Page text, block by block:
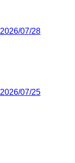
2026/07/28
2026/07/25